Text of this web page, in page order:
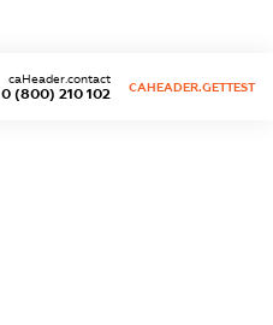
0 (800) 210 102
caHeader.contact
CAHEADER.GETTEST